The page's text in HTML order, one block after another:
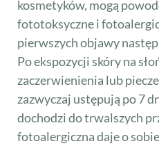
kosmetyków, mogą
fototoksyczne i
pierwszych objawy
Po ekspozycji skóry na
zaczerwienienia lub
zazwyczaj ustępują po 7
dochodzi do trwalszych
fotoalergiczna daje o